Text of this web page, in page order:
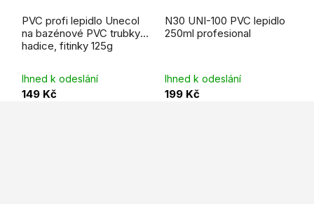
PVC profi lepidlo Unecol
na bazénové PVC trubky,
hadice, fitinky 125g
hodnocení
produktu
je
5,0
z
Ihned k odeslání
149 Kč
N30 UNI-100 PVC lepidlo
250ml profesional
Ihned k odeslání
199 Kč